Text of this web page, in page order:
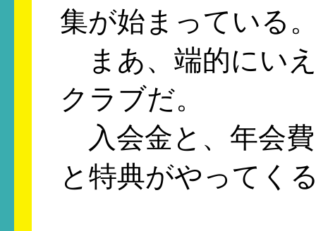
集が始まっている
まあ、端的にい
クラブだ。
入会金と、年会
と特典がやってく